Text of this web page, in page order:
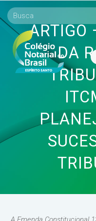
ARTIGO
DA